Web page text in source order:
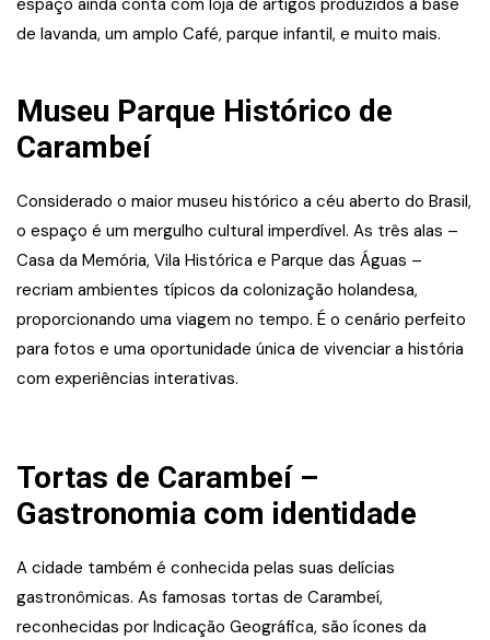
espaço ainda conta com loja de artigos produzidos à base
de lavanda, um amplo Café, parque infantil, e muito mais.
Museu Parque Histórico de
Carambeí
Considerado o maior museu histórico a céu aberto do Brasil,
o espaço é um mergulho cultural imperdível. As três alas –
Casa da Memória, Vila Histórica e Parque das Águas –
recriam ambientes típicos da colonização holandesa,
proporcionando uma viagem no tempo. É o cenário perfeito
para fotos e uma oportunidade única de vivenciar a história
com experiências interativas.
Tortas de Carambeí –
Gastronomia com identidade
A cidade também é conhecida pelas suas delícias
gastronômicas. As famosas tortas de Carambeí,
reconhecidas por Indicação Geográfica, são ícones da